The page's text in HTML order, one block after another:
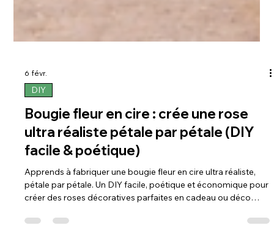
DIY
Bougie fleur en cire : crée une rose
ultra réaliste pétale par pétale (DIY
facile & poétique)
Apprends à fabriquer une bougie fleur en cire ultra réaliste,